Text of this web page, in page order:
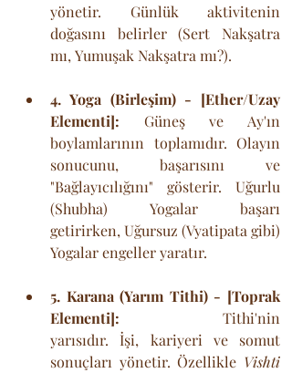
yönetir. Günlük aktivitenin
doğasını belirler (Sert Nakşatra
mı, Yumuşak Nakşatra mı?).
4. Yoga (Birleşim) - [Ether/Uzay
Elementi]: Güneş ve Ay'ın
boylamlarının toplamıdır. Olayın
sonucunu, başarısını ve
"Bağlayıcılığını" gösterir. Uğurlu
(Shubha) Yogalar başarı
getirirken, Uğursuz (Vyatipata gibi)
Yogalar engeller yaratır.
5. Karana (Yarım Tithi) - [Toprak
Elementi]: Tithi'nin
yarısıdır. İşi, kariyeri ve somut
sonuçları yönetir. Özellikle Vishti